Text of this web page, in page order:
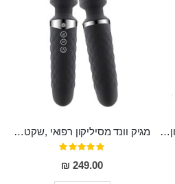
ביצת רטט אל-חוטית מסיליקון רפואי בגודל של 8 ס"מ ורוחב 3 ס"מ בעלת 20 מהירויות שונות "ENKI" מגיק וונד מסיליקון רפואי ,שקט במיוחד, נטען בעל 10 מהירויות שונות "Erna"
דירוג:
100%
249.00 ₪